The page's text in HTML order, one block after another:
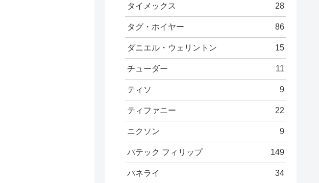
タイメックス 28
タグ・ホイヤー 86
ダニエル・ウェリントン 15
チューダー 11
ティソ 9
ティファニー 22
ニクソン 9
パテック フィリップ 149
パネライ 34